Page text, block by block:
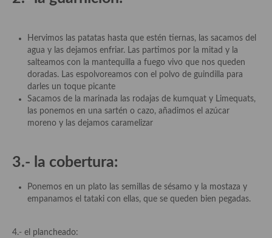
Cocina filipina
Cocina de Hawái
Cocina de Madagascar
Cocina Africana
Cocina del Congo
Cocina Sefardí
Cocina callejera
Hervimos las patatas hasta que estén tiernas, las sacamos del
agua y las dejamos enfriar. Las partimos por la mitad y la
salteamos con la mantequilla a fuego vivo que nos queden
doradas. Las espolvoreamos con el polvo de guindilla para
darles un toque picante
Sacamos de la marinada las rodajas de kumquat y Limequats,
las ponemos en una sartén o cazo, añadimos el azúcar
moreno y las dejamos caramelizar
3.- la cobertura:
Ponemos en un plato las semillas de sésamo y la mostaza y
empanamos el tataki con ellas, que se queden bien pegadas.
4.- el plancheado: